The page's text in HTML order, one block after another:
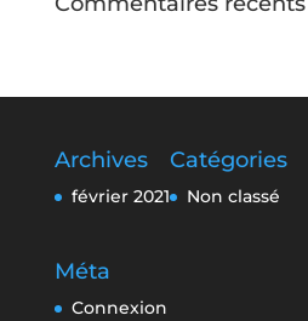
Archives
février 2021
Catégories
Non classé
Méta
Connexion